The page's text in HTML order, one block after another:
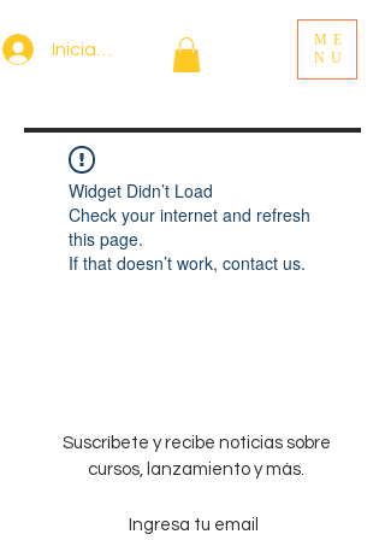
Iniciar sesión
ME
NU
Widget Didn’t Load
Check your internet and refresh
this page.
If that doesn’t work, contact us.
Suscríbete y recibe noticias sobre
cursos, lanzamiento y más.